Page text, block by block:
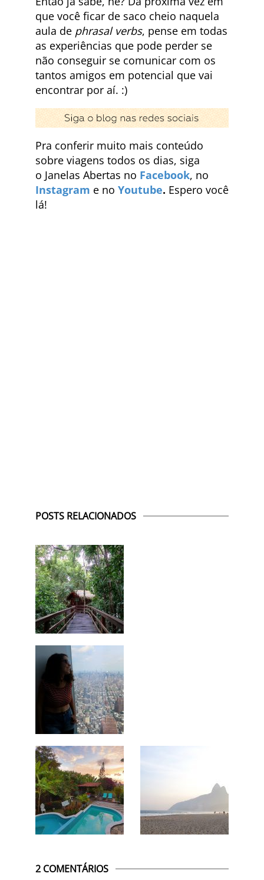
que você ficar de saco cheio naquela
aula de phrasal verbs, pense em todas
as experiências que pode perder se
não conseguir se comunicar com os
tantos amigos em potencial que vai
encontrar por aí. :)
Pra conferir muito mais conteúdo
sobre viagens todos os dias, siga
o Janelas Abertas no Facebook, no
Instagram e no Youtube. Espero você
lá!
POSTS RELACIONADOS
2 COMENTÁRIOS